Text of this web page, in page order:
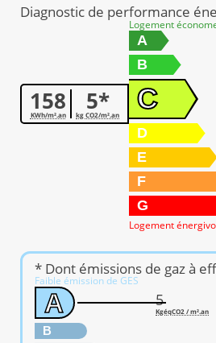
Diagnostic de performance
158
KWh/m².an 5*
kg CO2/m².an
Logement
A
B
C
D
E
F
G
Logement
* Dont émissions de gaz à
Faible émission de GES
A
B
5
KgéqCO2 / m².an